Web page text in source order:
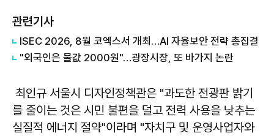
관련기사
ISEC 2026, 8월 코엑스서 개최…AI 자율보안 전략 총집결
"외국인은 물값 2000원"…광장시장, 또 바가지 논란
최인규 서울시 디자인정책관은 "과도한 전광판 밝기
를 줄이는 것은 시민 불편을 덜고 전력 사용을 낮추는
실질적 에너지 절약"이라며 "자치구 및 운영사업자와